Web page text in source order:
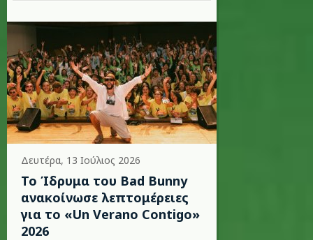
Δευτέρα, 13 Ιούλιος 2026
Το Ίδρυμα του Bad Bunny
ανακοίνωσε λεπτομέρειες
για το «Un Verano Contigo»
2026